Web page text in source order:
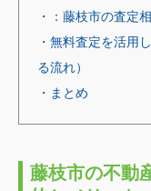
・：藤枝市の査定
・無料査定を活用
る流れ）
・まとめ
藤枝市の不動